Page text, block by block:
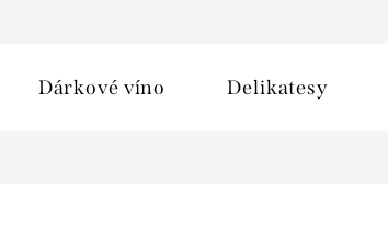
Dárkové víno Delikatesy